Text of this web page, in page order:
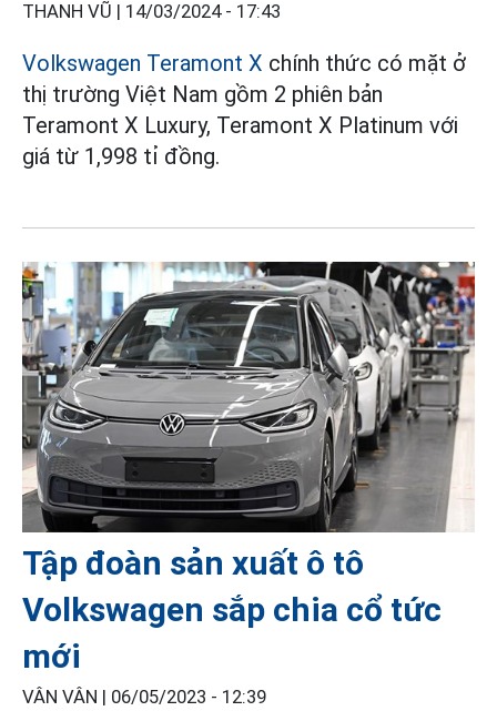
THANH VŨ | 14/03/2024 - 17:43
Volkswagen Teramont X chính thức có mặt ở
thị trường Việt Nam gồm 2 phiên bản
Teramont X Luxury, Teramont X Platinum với
giá từ 1,998 tỉ đồng.
Tập đoàn sản xuất ô tô
Volkswagen sắp chia cổ tức
mới
VÂN VÂN | 06/05/2023 - 12:39